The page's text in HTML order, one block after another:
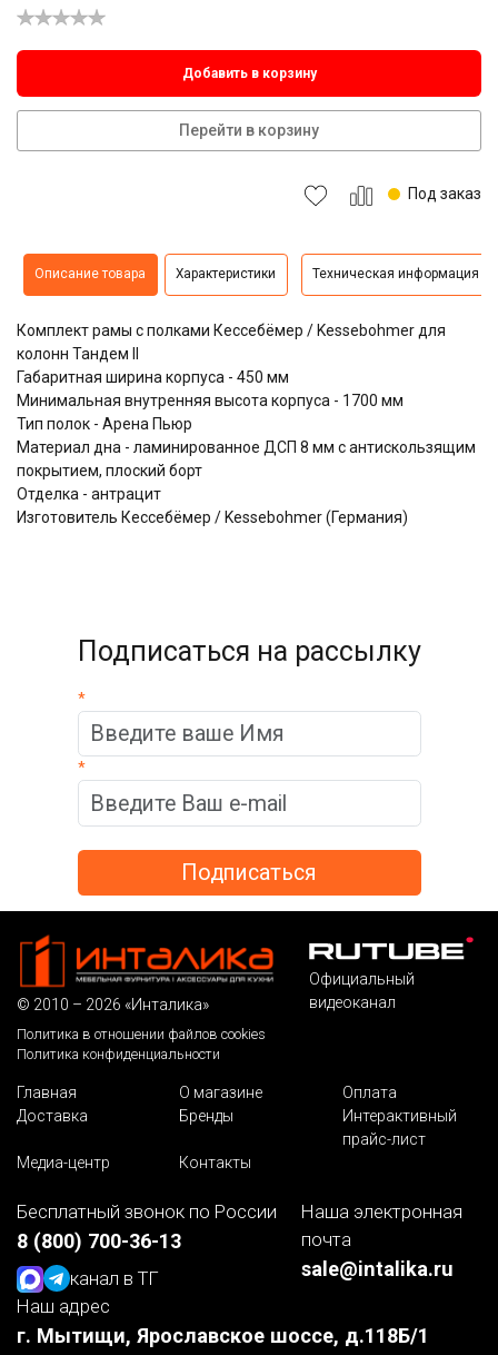
Добавить в корзину
Перейти в корзину
Под заказ
Описание товара Характеристики Техническая информация
Комплект рамы с полками Кессебёмер / Kessebohmer для
колонн Тандем II
Габаритная ширина корпуса - 450 мм
Минимальная внутренняя высота корпуса - 1700 мм
Тип полок - Aренa Пьюр
Материал дна - ламинированное ДСП 8 мм с антискользящим
покрытием, плоский борт
Отделка - антрацит
Изготовитель Кессебёмер / Kessebohmer (Германия)
Подписаться на рассылку
*
*
© 2010 – 2026 «Инталика»
Политика в отношении файлов cookies
Политика конфиденциальности
Официальный
видеоканал
Главная О магазине
Оплата
Доставка
Бренды
Интерактивный
прайс-лист
Медиа-центр
Контакты
Бесплатный звонок по России
8 (800) 700-36-13
канал в ТГ
Наша электронная
почта
sale@intalika.ru
Наш адрес
г. Мытищи, Ярославское шоссе, д.118Б/1